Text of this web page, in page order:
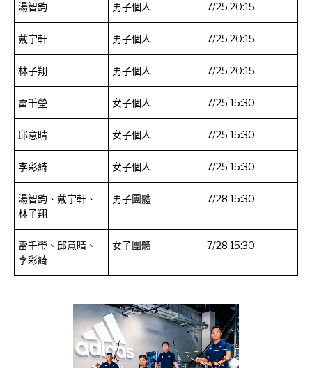
湯智鈞 男子個人 7/25 20:15
戴宇軒 男子個人 7/25 20:15
林子翔 男子個人 7/25 20:15
雷千瑩 女子個人 7/25 15:30
邱意晴 女子個人 7/25 15:30
李彩綺 女子個人 7/25 15:30
湯智鈞、戴宇軒、
林子翔
男子團體 7/28 15:30
雷千瑩、邱意晴、
李彩綺
女子團體 7/28 15:30